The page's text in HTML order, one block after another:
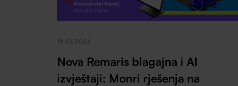
19.01.2026
Nova Remaris blagajna i AI
izvještaji: Monri rješenja na